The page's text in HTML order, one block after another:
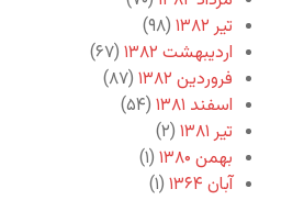
تیر ۱۳۸۲
(۹۸)
اردیبهشت ۱۳۸۲
(۶۷)
فروردین ۱۳۸۲
(۸۷)
اسفند ۱۳۸۱
(۵۴)
تیر ۱۳۸۱
(۲)
بهمن ۱۳۸۰
(۱)
آبان ۱۳۶۴
(۱)